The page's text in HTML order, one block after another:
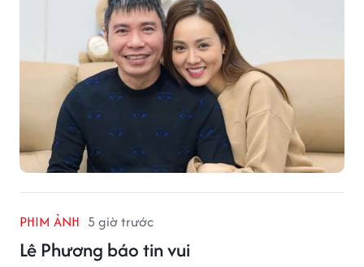
PHIM ẢNH 5 giờ trước
Lê Phương báo tin vui